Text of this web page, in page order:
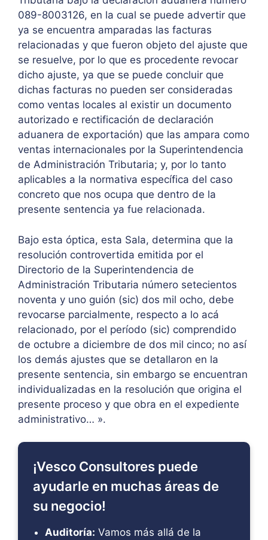
089-8003126, en la cual se puede advertir que
ya se encuentra amparadas las facturas
relacionadas y que fueron objeto del ajuste que
se resuelve, por lo que es procedente revocar
dicho ajuste, ya que se puede concluir que
dichas facturas no pueden ser consideradas
como ventas locales al existir un documento
autorizado e rectificación de declaración
aduanera de exportación) que las ampara como
ventas internacionales por la Superintendencia
de Administración Tributaria; y, por lo tanto
aplicables a la normativa específica del caso
concreto que nos ocupa que dentro de la
presente sentencia ya fue relacionada.
Bajo esta óptica, esta Sala, determina que la
resolución controvertida emitida por el
Directorio de la Superintendencia de
Administración Tributaria número setecientos
noventa y uno guión (sic) dos mil ocho, debe
revocarse parcialmente, respecto a lo acá
relacionado, por el período (sic) comprendido
de octubre a diciembre de dos mil cinco; no así
los demás ajustes que se detallaron en la
presente sentencia, sin embargo se encuentran
individualizadas en la resolución que origina el
presente proceso y que obra en el expediente
administrativo… ».
¡Vesco Consultores puede
ayudarle en muchas áreas de
su negocio!
Auditoría: Vamos más allá de la